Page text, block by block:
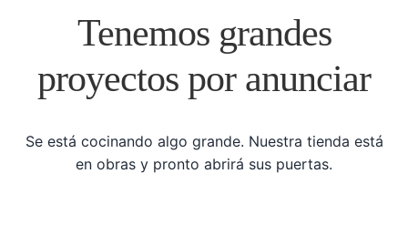
Finalizar compra
Mi cuenta
Sample Page
Tenemos grandes
proyectos por anunciar
Se está cocinando algo grande. Nuestra tienda está
en obras y pronto abrirá sus puertas.